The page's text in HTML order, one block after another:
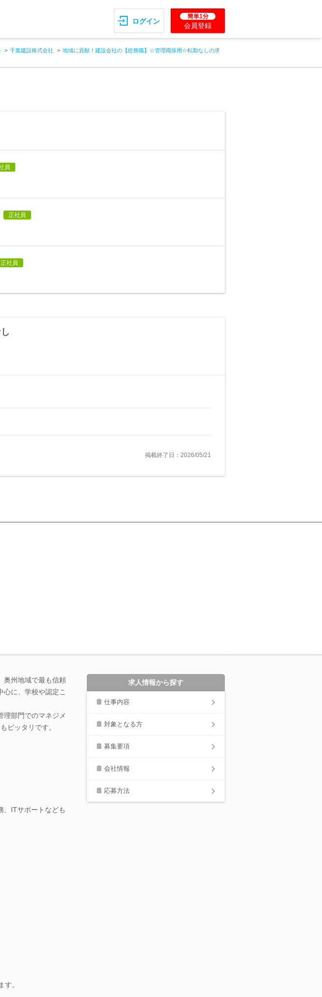
ログイン
簡単1分
会員登録
千葉建設株式会社
地域に貢献！建設会社の【総務職】☆管理職採用☆転勤なしの求
員
正社員
正社員
掲載終了日：2026/05/21
奥州地域で最も信頼
に、学校や認定こ
理部門でのマネジメ
ピッタリです。
、ITサポートなども
。
求人情報から探す
仕事内容
対象となる方
募集要項
会社情報
応募方法